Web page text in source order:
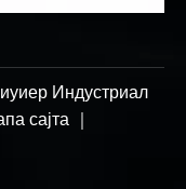
Индустриал
сајта